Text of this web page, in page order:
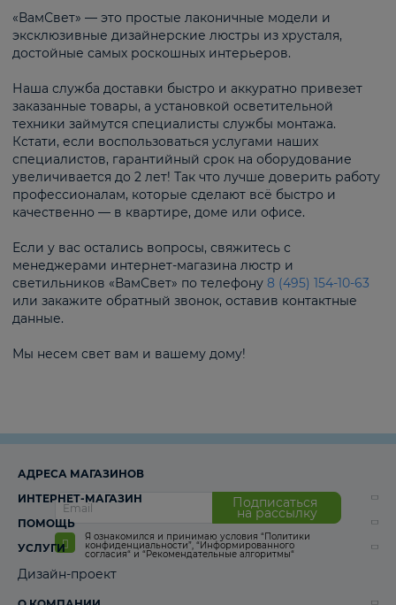
«ВамСвет» — это простые лаконичные модели и
эксклюзивные дизайнерские люстры из хрусталя,
достойные самых роскошных интерьеров.
Наша служба доставки быстро и аккуратно привезет
заказанные товары, а установкой осветительной
техники займутся специалисты службы монтажа.
Кстати, если воспользоваться услугами наших
специалистов, гарантийный срок на оборудование
увеличивается до 2 лет! Так что лучше доверить работу
профессионалам, которые сделают всё быстро и
качественно — в квартире, доме или офисе.
Если у вас остались вопросы, свяжитесь с
менеджерами интернет-магазина люстр и
светильников «ВамСвет» по телефону 8 (495) 154-10-63
или закажите обратный звонок, оставив контактные
данные.
Мы несем свет вам и вашему дому!
Подписаться
на рассылку
Я ознакомился и принимаю условия “Политики
конфиденциальности”, “Информированного
согласия“ и “Рекомендательные алгоритмы“
АДРЕСА МАГАЗИНОВ
ИНТЕРНЕТ-МАГАЗИН
ПОМОЩЬ
УСЛУГИ
Дизайн-проект